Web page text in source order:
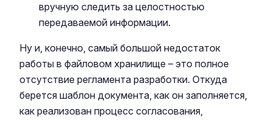
вручную следить за целостностью
передаваемой информации.
Ну и, конечно, самый большой недостаток
работы в файловом хранилище – это полное
отсутствие регламента разработки. Откуда
берется шаблон документа, как он заполняется,
как реализован процесс согласования,